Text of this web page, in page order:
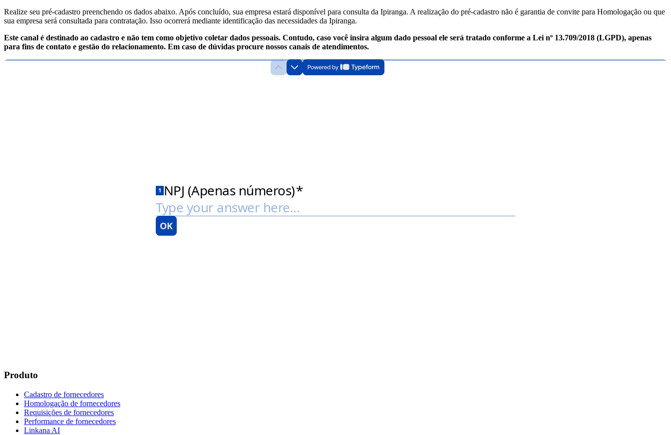
Realize seu pré-cadastro preenchendo os dados abaixo. Após concluído, sua empresa estará disponível para consulta da Ipiranga. A realização do pré-cadastro não é garantia de convite para Homologação ou que
sua empresa será consultada para contratação. Isso ocorrerá mediante identificação das necessidades da Ipiranga.
Este canal é destinado ao cadastro e não tem como objetivo coletar dados pessoais. Contudo, caso você insira algum dado pessoal ele será tratado conforme a Lei nº 13.709/2018 (LGPD), apenas
para fins de contato e gestão do relacionamento. Em caso de dúvidas procure nossos canais de atendimentos.
Produto
Cadastro de fornecedores
Homologação de fornecedores
Requisições de fornecedores
Performance de fornecedores
Linkana AI